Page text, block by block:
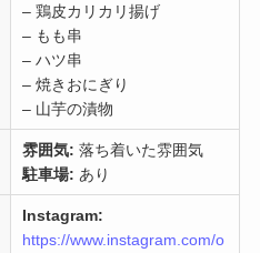
– 鶏皮カリカリ揚げ
– もも串
– ハツ串
– 焼きおにぎり
– 山芋の漬物
雰囲気: 落ち着いた雰囲気
駐車場: あり
Instagram:
https://www.instagram.com/o